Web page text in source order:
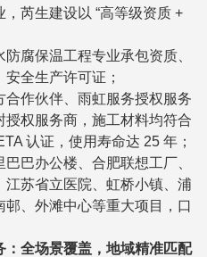
芮生建设以 “高等级资质 +
腐保温工程专业承包资质、
全生产许可证；
作伙伴、雨虹服务授权服务
权服务商，施工材料均符合
认证，使用寿命达 25 年；
巴办公楼、合肥联想工厂、
苏省立医院、虹桥小镇、浦
、外滩中心等重大项目，口
：全场景覆盖，地域精准匹配